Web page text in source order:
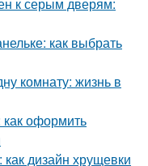
к серым дверям:
как выбрать
комнату: жизнь в
как оформить
дизайн хрущевки